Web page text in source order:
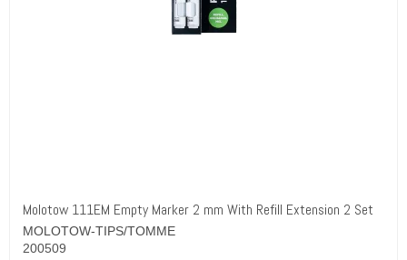
Molotow 111EM Empty Marker 2 mm With Refill Extension 2 Set
MOLOTOW-TIPS/TOMME
200509